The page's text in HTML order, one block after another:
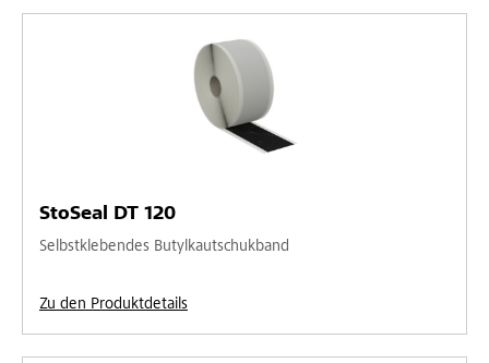
StoSeal DT 120
Selbstklebendes Butylkautschukband
Zu den Produktdetails